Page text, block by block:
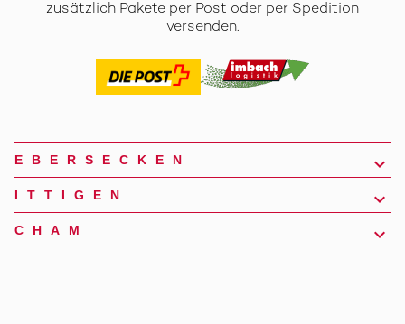
zusätzlich Pakete per Post oder per Spedition
versenden.
EBERSECKEN
ITTIGEN
CHAM